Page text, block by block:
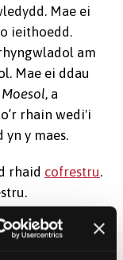
Mae ei
ieithoedd.
am
Mae ei ddau
, a
rhain wedi'i
y maes.
rhaid cofrestru.
y Saesneg.